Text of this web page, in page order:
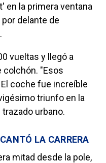
en la primera ventana
delante de
vueltas y llegó a
colchón. "Esos
coche fue increíble
triunfo en la
urbano.
LA CARRERA
mitad desde la pole,